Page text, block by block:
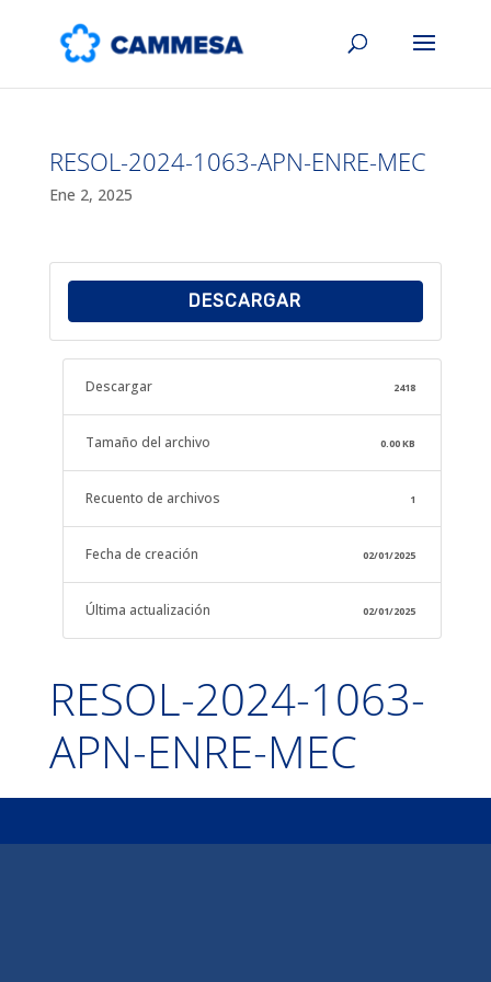
RESOL-2024-1063-APN-ENRE-MEC
Ene 2, 2025
DESCARGAR
Descargar 2418
Tamaño del archivo 0.00 KB
Recuento de archivos 1
Fecha de creación 02/01/2025
Última actualización 02/01/2025
RESOL-2024-1063-
APN-ENRE-MEC